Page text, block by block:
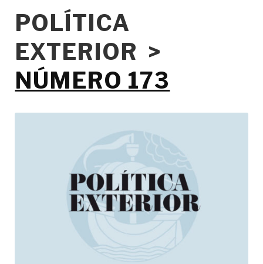
POLÍTICA
EXTERIOR >
NÚMERO 173